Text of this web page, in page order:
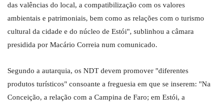
das valências do local, a compatibilização com os valores
ambientais e patrimoniais, bem como as relações com o turismo
cultural da cidade e do núcleo de Estói", sublinhou a câmara
presidida por Macário Correia num comunicado.
Segundo a autarquia, os NDT devem promover "diferentes
produtos turísticos" consoante a freguesia em que se inserem: "Na
Conceição, a relação com a Campina de Faro; em Estói, a